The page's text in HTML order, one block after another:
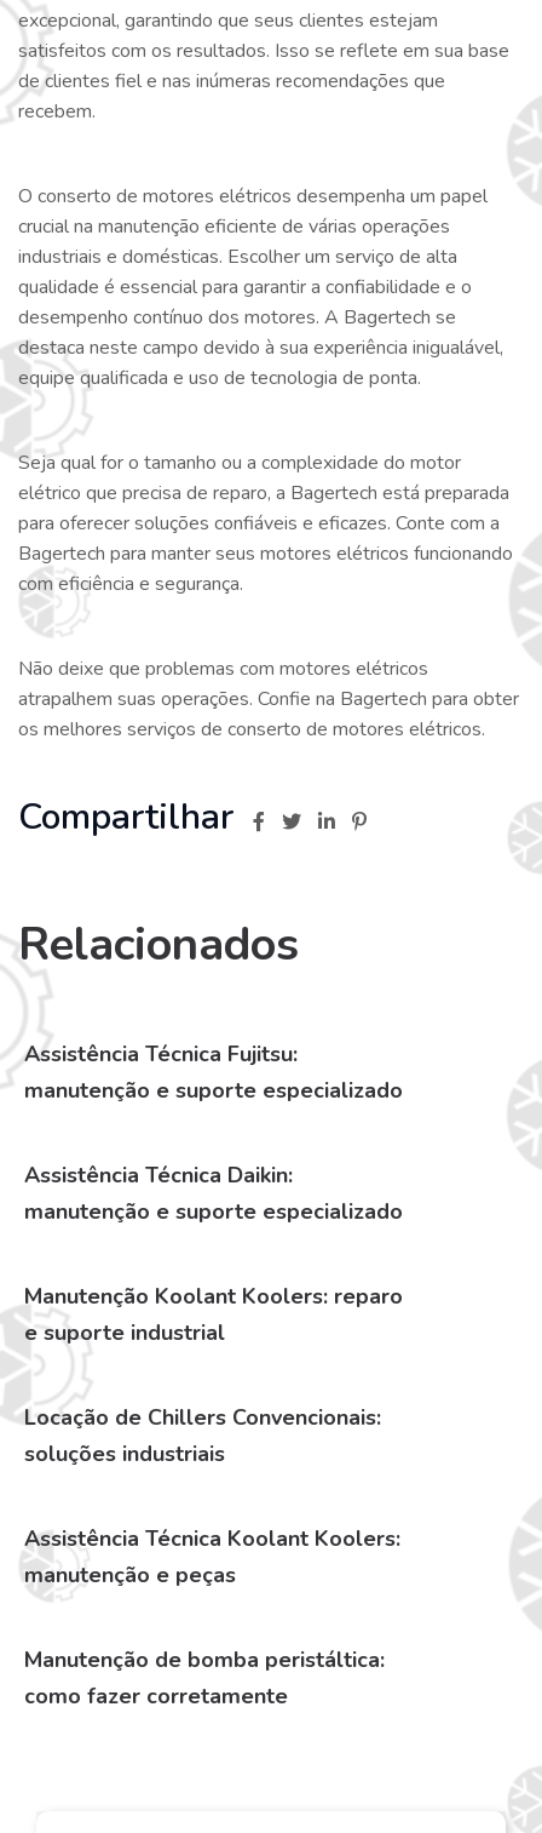
excepcional, garantindo que seus clientes estejam
satisfeitos com os resultados. Isso se reflete em sua base
de clientes fiel e nas inúmeras recomendações que
recebem.
O conserto de motores elétricos desempenha um papel
crucial na manutenção eficiente de várias operações
industriais e domésticas. Escolher um serviço de alta
qualidade é essencial para garantir a confiabilidade e o
desempenho contínuo dos motores. A Bagertech se
destaca neste campo devido à sua experiência inigualável,
equipe qualificada e uso de tecnologia de ponta.
Seja qual for o tamanho ou a complexidade do motor
elétrico que precisa de reparo, a Bagertech está preparada
para oferecer soluções confiáveis e eficazes. Conte com a
Bagertech para manter seus motores elétricos funcionando
com eficiência e segurança.
Não deixe que problemas com motores elétricos
atrapalhem suas operações. Confie na Bagertech para obter
os melhores serviços de conserto de motores elétricos.
Compartilhar
Relacionados
Assistência Técnica Fujitsu:
manutenção e suporte especializado
Assistência Técnica Daikin:
manutenção e suporte especializado
Manutenção Koolant Koolers: reparo
e suporte industrial
Locação de Chillers Convencionais:
soluções industriais
Assistência Técnica Koolant Koolers:
manutenção e peças
Manutenção de bomba peristáltica:
como fazer corretamente